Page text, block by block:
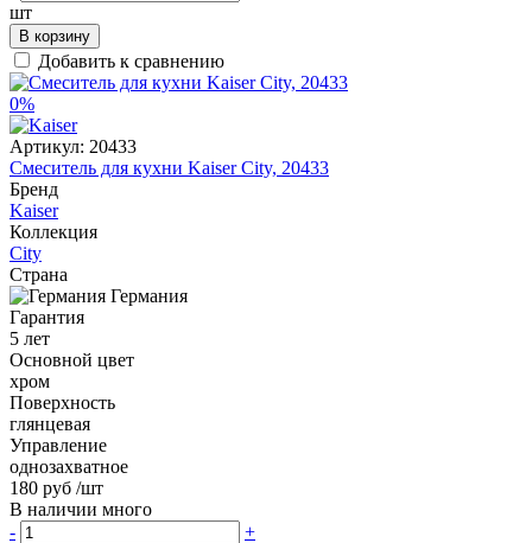
шт
В корзину
Добавить к сравнению
0%
Артикул: 20433
Смеситель для кухни Kaiser City, 20433
Бренд
Kaiser
Коллекция
City
Страна
Германия
Гарантия
5 лет
Основной цвет
хром
Поверхность
глянцевая
Управление
однозахватное
180 руб /шт
В наличии много
-
+